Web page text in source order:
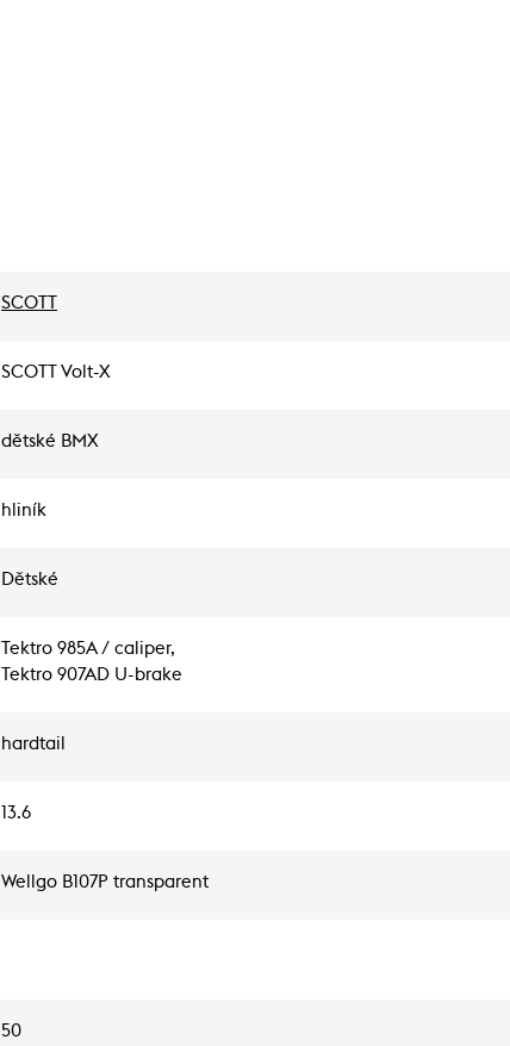
SCOTT
SCOTT Volt-X
dětské BMX
hliník
Dětské
Tektro 985A / caliper,
Tektro 907AD U-brake
hardtail
13.6
Wellgo B107P transparent
50